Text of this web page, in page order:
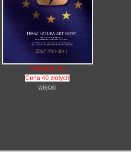
PROMOCJA!
Cena 40 złotych
więcej